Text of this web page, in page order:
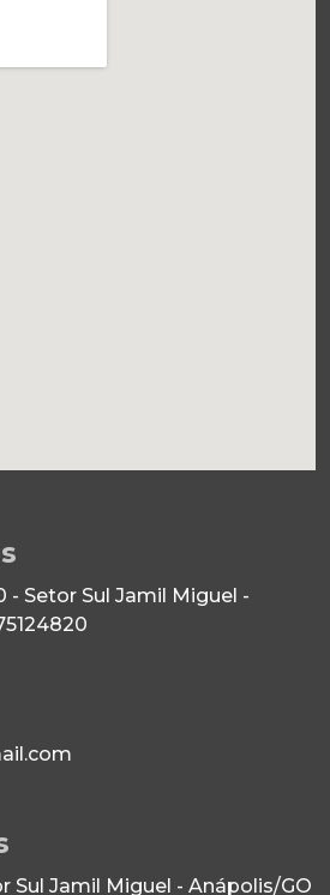
- Setor Sul Jamil Miguel -
Sul Jamil Miguel - Anápolis/GO